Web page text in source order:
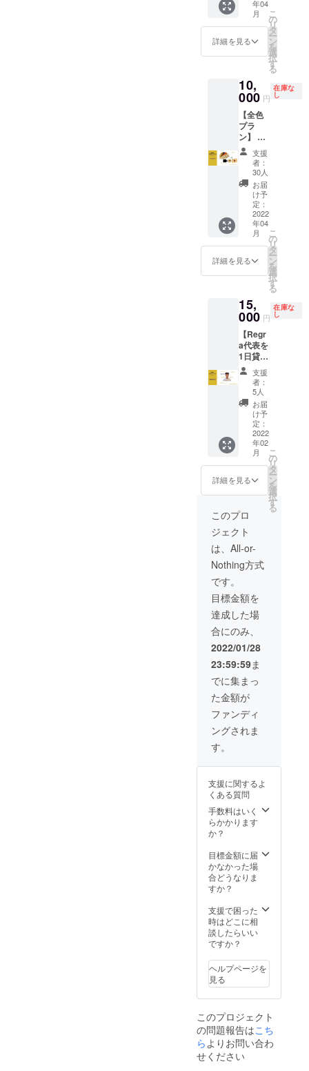
にする
予定で
色ごと
に違う
れさせ
て頂き
ます。
（参加
者最大5
名） ・
卑猥な
表現、
社会的
に不適
切だと
判断し
たテキ
ストは
掲載出
んので
ご了承
ますよ
う、よ
ろしく
お願い
申し上
げま
す。
のお手
伝いを
させて
頂きま
第一
回 ダ
サいと
思われ
ない髪
型 第二
回 お
しゃれ
な人が
着るイ
ンナー
の共通
点 第三
回 羽
織るだ
になる
アウ
第四
回 ダ
サいズ
ボンと
カッコ
いいズ
ボンの
見分け
方 第五
回 大
人っぽ
く見え
る靴
と、そ
の合わ
注意 ・
個人で
は代表
の吉村
と予定
を合わ
せて行
うもの
ますの
で、相
談日程
を全て
お客様
のご都
合の付
くお日
にちだ
けで進
める事
は難し
いで
す。 ・
は、公
共の場
所での
面会を
よろし
くお願
す。 ・
服や靴
など商
る費用
は別途
負担を
お願い
致しま
す。 ・
にお名
前（漢
字/カタ
カナフ
ルネー
ム）の
ご記入
年5月〜
2023年
4月）の
1年間と
す。 ・
備考欄
に、法
人・企
業名と
担当者
名の記
入を宜
しくお
願い致
しま
す。
SNS、
HPで紹
介記事
作成 ▼
詳細 ・
スーツ
落ち着
いた色
味の靴
下を作
成しま
す。 ・
スーツ
用の靴
下を販
売して
下さる
方のこ
とを
SNS、
HPで紹
介記事
を作成
有効期
間は靴
下がお
届け完
了した
翌月か
ら1年間
とさせ
て頂き
ます。
・備考
欄に、
法人・
企業名
と担当
者名の
記入を
い致し
▼注意
・最大3
名の
方々
同で開
発する
商品に
なりま
すの
で、全
お客様
の意向
通りの
靴下を
作る事
は難し
い事が
す。ご
了承下
さいま
すよう
宜しく
お願い
す。 ・
商品開
発にか
定させ
ること
は難し
いので
遅くと
も2022
年12月
にはお
出来る
よう動
いてい
く予定
ルの靴
下を開
発 ②完
成後、
300足分
の靴下
③HPに
お名前
掲載、
紹介記
事作
成、
SNSに
お客様
のこと
を毎月
PRしま
す。 ▼
詳細 ・
Regra
がお世
話に
なって
のお力
をお借
りしな
がら、
お客様
の作り
たい
色、デ
ザイ
ン、素
材の靴
下の作
成を全
面的に
お手伝
いしま
す。 ・
300足の
ご提供
しま
す。 ・
内容や
要相談
となり
ます。1
度目の
相談の
期間は
させて
頂きま
す。
（2022
年2月〜
2022年
4月）
SNSで
のPRは
靴下の
お届け
が完了
した翌
とさせ
て頂き
ます。
や日程
の相談
は、ク
ラウド
ディン
グ終了
後、ご
登録頂
るメー
ルアド
レス宛
にご連
年04
月
詳細を見る
こ
の
リ
タ
ー
ン
を
選
択
す
る
10,
000 円
在庫な
し
【全色
プラ
ン】 ▼
内容 ①
全5色の
靴下
セット
売り ②
クラウ
ドファ
ンディ
ング限
定オリ
ジナル
ステッ
カー ③
キュー
レター
（大）
④一分
お礼動
画 ▼詳
細 ・靴
下5色、
ステッ
カー、
手紙、
動画、
の詰め
合わせ
プラン
です。
・靴
カー、
手紙は
同時に
お届け
しま
す。 ・
は、ご
登録頂
いてい
るメー
ルアド
レス宛
にメー
ルにて
お送り
させて
頂きま
す。 ▼
注意 ・
をお選
びくだ
さい。
・備考
欄にお
名前
ナフル
ネー
ム）で
い。 ・
送料、
消費税
込みの
定で
す。靴
下本来
の価格
テッ
カーや
手紙、
動画の
価格を
支援
者：
30人
お届
け予
定：
2022
年04
月
詳細を見る
こ
の
リ
タ
ー
ン
を
選
択
す
る
15,
000 円
在庫な
し
【Regr
a代表を
1日貸し
出
し！？
容
①Regr
a代表吉
村俊輔
15000
円/日で
貸し出
し ▼詳
細 ・マ
ルシェ
やイベ
ント運
営、
Regra
の講演
ん、
引っ越
しのお
手伝い
から、
個人面
談や子
守りま
で、あ
らゆる
要求に1
日
15000
す！ ・
日程は
要相談
となり
ます。
〈2022
2022年
12月〉
・稼働
時間は
18時で
す。 ▼
注意 ・
内容や
相談
は、ク
ラウド
ファン
グ終了
後、ご
登録頂
いてい
るメー
支援
者：
5人
お届
け予
定：
2022
年02
月
詳細を見る
こ
の
リ
タ
ー
ン
を
選
択
す
る
このプロ
ジェクト
は、All-or-
Nothing方式
です。
目標金額を
達成した場
合にのみ、
2022/01/28
23:59:59ま
でに集まっ
た金額が
ファンディ
ングされま
す。
支援に関するよ
くある質問
手数料はいく
らかかります
か？
目標金額に届
かなかった場
合どうなりま
すか？
支援で困った
時はどこに相
談したらいい
ですか？
ヘルプページを
見る
このプロジェクト
の問題報告はこち
ら よりお問い合わ
せください